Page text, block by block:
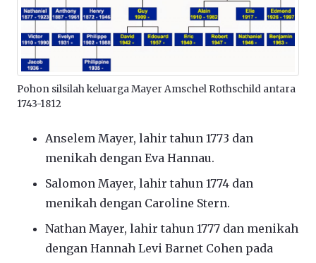
Pohon silsilah keluarga Mayer Amschel Rothschild antara
1743-1812
Anselem Mayer, lahir tahun 1773 dan
menikah dengan Eva Hannau.
Salomon Mayer, lahir tahun 1774 dan
menikah dengan Caroline Stern.
Nathan Mayer, lahir tahun 1777 dan menikah
dengan Hannah Levi Barnet Cohen pada